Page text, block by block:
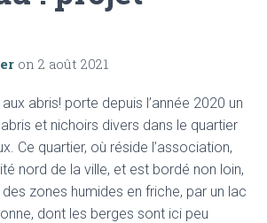
on 2 août 2021
abris! porte depuis l’année 2020 un
et nichoirs divers dans le quartier
Ce quartier, où réside l’association,
nord de la ville, et est bordé non loin,
zones humides en friche, par un lac
dont les berges sont ici peu